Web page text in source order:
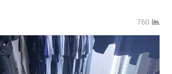
760